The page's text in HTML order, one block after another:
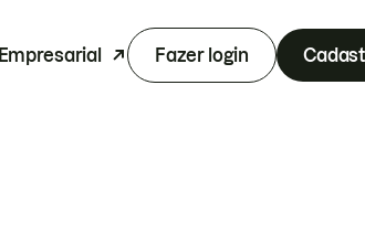
Empresarial Fazer login